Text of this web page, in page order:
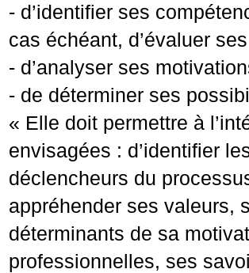
- d’identifier ses
cas échéant, d’évaluer
- d’analyser ses
- de déterminer ses
« Elle doit permettre à
envisagées : d’identifier
déclencheurs du
appréhender ses valeurs,
déterminants de sa
professionnelles, ses